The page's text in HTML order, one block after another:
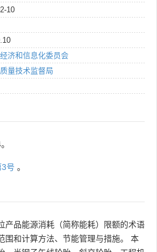
10
济和信息化委员会
量技术监督局
号 。
产品能源消耗（简称能耗）限额的术语
围和计算方法、节能管理与措施。 本